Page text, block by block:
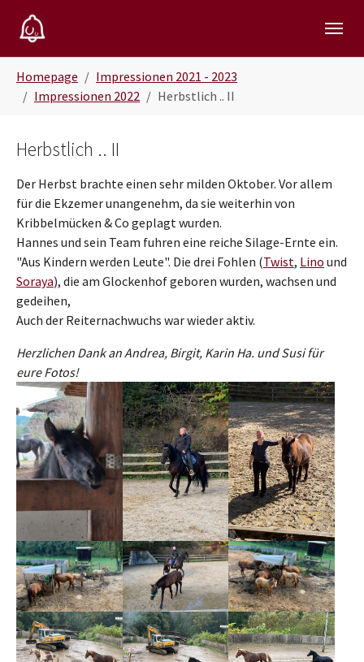
Homepage
Impressionen 2021 - 2023
Impressionen 2022
Herbstlich .. II
Show larger versionShow larger versionShow larger version
Show larger versionShow larger versionShow larger version
Show larger versionShow larger versionShow larger version
Herbstlich .. II
Der Herbst brachte einen sehr milden Oktober. Vor allem
für die Ekzemer unangenehm, da sie weiterhin von
Kribbelmücken & Co geplagt wurden.
Hannes und sein Team fuhren eine reiche Silage-Ernte ein.
"Aus Kindern werden Leute". Die drei Fohlen (Twist, Lino und
Soraya), die am Glockenhof geboren wurden, wachsen und
gedeihen,
Auch der Reiternachwuchs war wieder aktiv.
Herzlichen Dank an Andrea, Birgit, Karin Ha. und Susi für
eure Fotos!